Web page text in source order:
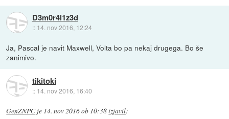
D3m0r4l1z3d
:: 14. nov 2016, 12:24
Ja, Pascal je navit Maxwell, Volta bo pa nekaj drugega. Bo še
zanimivo.
tikitoki
:: 14. nov 2016, 16:40
GenZNPCje 14. nov 2016 ob 10:38izjavil: